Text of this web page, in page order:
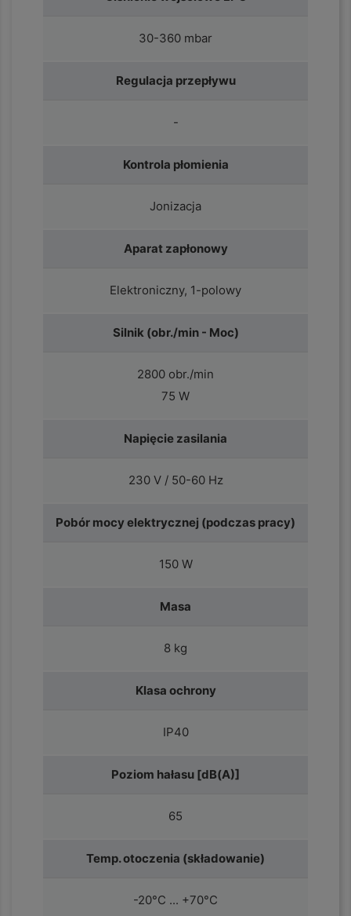
30-360 mbar
Regulacja przepływu
-
Kontrola płomienia
Jonizacja
Aparat zapłonowy
Elektroniczny, 1-polowy
Silnik (obr./min - Moc)
2800 obr./min
75 W
Napięcie zasilania
230 V / 50-60 Hz
Pobór mocy elektrycznej (podczas pracy)
150 W
Masa
8 kg
Klasa ochrony
IP40
Poziom hałasu [dB(A)]
65
Temp. otoczenia (składowanie)
-20°C ... +70°C